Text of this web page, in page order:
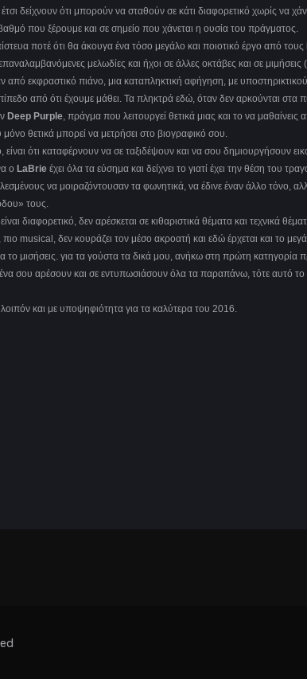
έτσι δείχνουν ότι μπορούν να σταθούν σε κάτι διαφορετικό χωρίς να
που ξέρουμε και σε σημείο που χάνεται η ουσία του πράγματος.
ποτέ ότι θα άκουγα ένα τόσο μεγάλο και ποιοτικό έργο από τους
μελωδίες και ήχοι σε άλλες οκτάβες και σε
από εκφραστικό πιάνο, μια καταπληκτική αφήγηση, με
από ότι έχουμε μάθει. Τα πληκτρά εδώ, όταν δεν αρκούνται στα
Deep Purple, πράγμα που λειτουργεί θετικά μιας και το να
μόνο θετικά μπορεί να μετρήσει στο βιογραφικό σου.
είναι ότι καταφέρνουν να σε ταξιδέψουν και να σου δημιουργήσουν
ο LaBrie έχει όλα τα εύσημα και δείχνει το γιατί έχει την θέση του
να μοιραζόντουσαν τα φωνητικά, να έδινε έναν άλλο τόνο,
τους.
διαφορετικό, δεν αρέσκεται σε κιθαριστικά θέματα και τεχνικά
πιο musical, δεν κουράζει τον μέσο ακροατή και εδώ έρχεται και το
θα το μισήσεις. για τα γούστα τα δικά μου, ανήκω στη πρώτη κατηγορία
σου αρέσουν και σε εντυπωσιάσουν όλα τα παραπάνω, τότε αυτό
και με υποψηφιότητα για τα καλύτερα του 2016.